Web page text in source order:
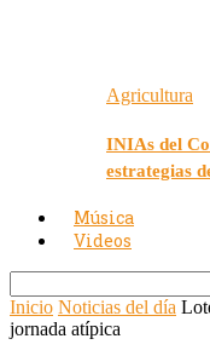
Agricultura
INIAs del
estrategias
Música
Videos
Inicio Noticias del día
jornada atípica